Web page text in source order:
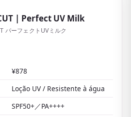
| Perfect UV Milk
パーフェクトUVミルク
¥878
Loção UV / Resistente à água
SPF50+／PA++++